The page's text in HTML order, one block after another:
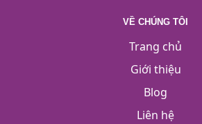
VỀ CHÚNG TÔI
Trang chủ
Giới thiệu
Blog
Liên hệ